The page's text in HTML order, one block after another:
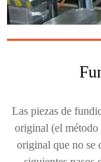
Las piezas de
original (el método
original que no se